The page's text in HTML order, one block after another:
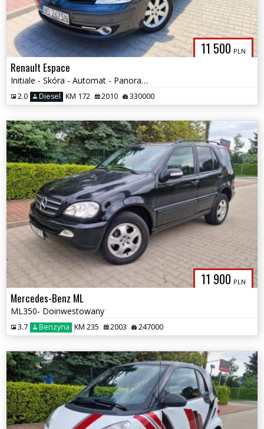
11 500 PLN
Renault Espace
Initiale - Skóra - Automat - Panorama - 7 osób
2.0 Diesel KM 172 2010 330000
11 900 PLN
Mercedes-Benz ML
ML350- Doinwestowany
3.7 Benzyna KM 235 2003 247000